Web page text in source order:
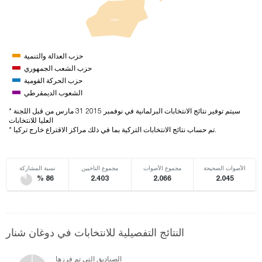
GRN
حزب العدالة والتنمية
حزب الشعب الجمهوري
حزب الحركة القومية
الشعوب الديمقرطي
* سيتم توفير نتائج الانتخابات البرلمانية في نوفمبر 2015 31 مارس من قبل اللجنة
العليا للانتخابات
* تم حساب نتائج الانتخابات التركية بما في ذلك مراكز الاقتراع خارج تركيا.
نسبة المشاركة
% 86
مجموع الناخبين
2.403
مجموع الأصوات
2.066
الأصوات الصحيحة
2.045
النتائج التفصيلية للانتخابات في دوغان شنار
الصناديق التي تم فرزها